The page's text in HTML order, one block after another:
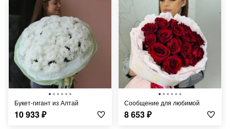
Букет-гигант из Алтай
10 933₽
Сообщение для любимой
8 653₽